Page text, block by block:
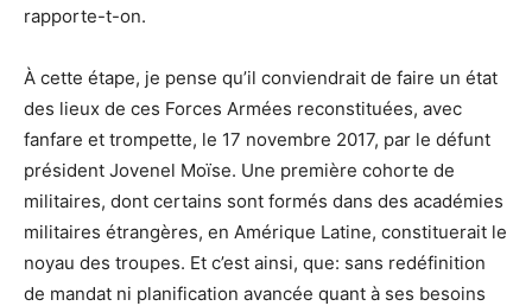
rapporte-t-on.
À cette étape, je pense qu’il conviendrait de faire un état
des lieux de ces Forces Armées reconstituées, avec
fanfare et trompette, le 17 novembre 2017, par le défunt
président Jovenel Moïse. Une première cohorte de
militaires, dont certains sont formés dans des académies
militaires étrangères, en Amérique Latine, constituerait le
noyau des troupes. Et c’est ainsi, que: sans redéfinition
de mandat ni planification avancée quant à ses besoins